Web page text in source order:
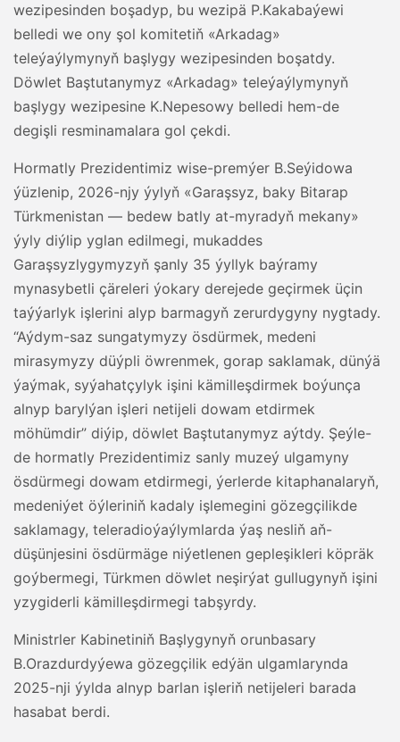
wezipesinden boşadyp, bu wezipä P.Kakabaýewi
belledi we ony şol komitetiň «Arkadag»
teleýaýlymynyň başlygy wezipesinden boşatdy.
Döwlet Baştutanymyz «Arkadag» teleýaýlymynyň
başlygy wezipesine K.Nepesowy belledi hem-de
degişli resminamalara gol çekdi.
Hormatly Prezidentimiz wise-premýer B.Seýidowa
ýüzlenip, 2026-njy ýylyň «Garaşsyz, baky Bitarap
Türkmenistan — bedew batly at-myradyň mekany»
ýyly diýlip yglan edilmegi, mukaddes
Garaşsyzlygymyzyň şanly 35 ýyllyk baýramy
mynasybetli çäreleri ýokary derejede geçirmek üçin
taýýarlyk işlerini alyp barmagyň zerurdygyny nygtady.
“Aýdym-saz sungatymyzy ösdürmek, medeni
mirasymyzy düýpli öwrenmek, gorap saklamak, dünýä
ýaýmak, syýahatçylyk işini kämilleşdirmek boýunça
alnyp barylýan işleri netijeli dowam etdirmek
möhümdir” diýip, döwlet Baştutanymyz aýtdy. Şeýle-
de hormatly Prezidentimiz sanly muzeý ulgamyny
ösdürmegi dowam etdirmegi, ýerlerde kitaphanalaryň,
medeniýet öýleriniň kadaly işlemegini gözegçilikde
saklamagy, teleradioýaýlymlarda ýaş nesliň aň-
düşünjesini ösdürmäge niýetlenen gepleşikleri köpräk
goýbermegi, Türkmen döwlet neşirýat gullugynyň işini
yzygiderli kämilleşdirmegi tabşyrdy.
Ministrler Kabinetiniň Başlygynyň orunbasary
B.Orazdurdyýewa gözegçilik edýän ulgamlarynda
2025-nji ýylda alnyp barlan işleriň netijeleri barada
hasabat berdi.